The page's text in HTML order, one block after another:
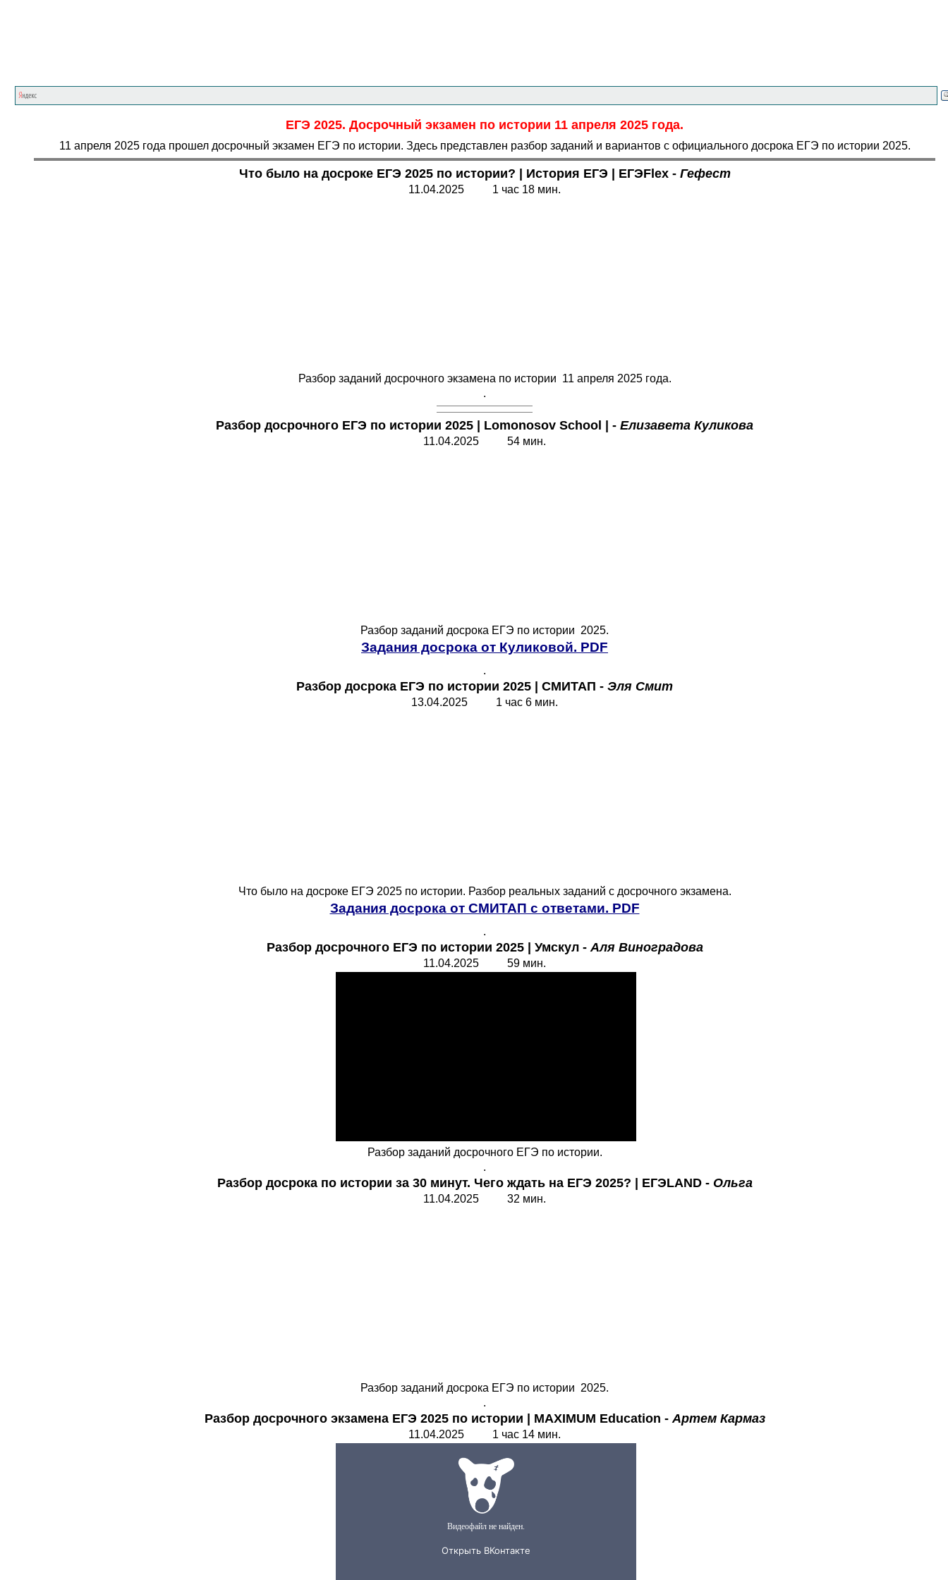
ЕГЭ 2025. Досрочный экзамен по истории 11 апреля 2025 года.
11 апреля 2025 года прошел досрочный экзамен ЕГЭ по истории. Здесь представлен разбор заданий и вариантов с официального досрока ЕГЭ по истории 2025.
Что было на досроке ЕГЭ 2025 по истории? | История ЕГЭ | ЕГЭFlex- Гефест
11.04.2025 1 час 18 мин.
Разбор заданий досрочного экзамена по истории 11 апреля 2025 года.
.
Разбор досрочного ЕГЭ по истории 2025 | Lomonosov School | - Елизавета Куликова
11.04.2025 54 мин.
Разбор заданий досрока ЕГЭ по истории 2025.
Задания досрока от Куликовой. PDF
.
Разбор досрока ЕГЭ по истории 2025 | СМИТАП - Эля Смит
13.04.2025 1 час 6 мин.
Что было на досроке ЕГЭ 2025 по истории. Разбор реальных заданий с досрочного экзамена.
Задания досрока от СМИТАП с ответами. PDF
.
Разбор досрочного ЕГЭ по истории 2025 | Умскул -Аля Виноградова
11.04.2025 59 мин.
Разбор заданий досрочного ЕГЭ по истории.
.
Разбор досрока по истории за 30 минут. Чего ждать на ЕГЭ 2025? | ЕГЭLAND- Ольга
11.04.2025 32 мин.
Разбор заданий досрока ЕГЭ по истории 2025.
.
Разбор досрочного экзамена ЕГЭ 2025 по истории | MAXIMUM Education -Артем Кармаз
11.04.2025 1 час 14 мин.